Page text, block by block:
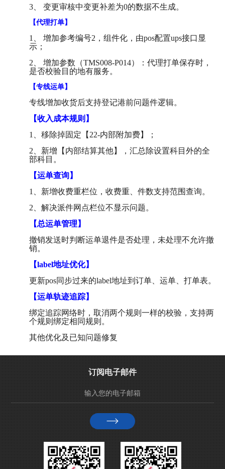
3、 变更审核中变更补差为0的数据不生成。
【代理打单】
1、 增加参考编号2，组件化，由pos配置ups接口显
示；
2、 增加参数（TMS008-P014）：代理打单保存时，
是否校验目的地有服务。
【专线运单】
专线增加收货后支持登记港前问题件逻辑。
【收入成本规则】
1、移除掉固定【22-内部附加费】；
2、新增【内部结算其他】，汇总除设置科目外的全
部科目。
【运单查询】
1、新增收费重栏位，收费重、件数支持范围查询。
2、解决派件网点栏位不显示问题。
【总运单管理】
撤销发送时判断运单退件是否处理，未处理不允许撤
销。
【label地址优化】
更新pos同步过来的label地址到订单、运单、打单表。
【运单轨迹追踪】
绑定追踪网络时，取消两个规则一样的校验，支持两
个规则绑定相同规则。
其他优化及已知问题修复
订阅电子邮件